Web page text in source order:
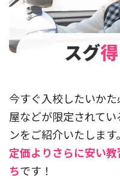
スグ得
今すぐ入校したいか
屋などが限定されてい
ンをご紹介いたします。
定価よりさらに安い
ちです！